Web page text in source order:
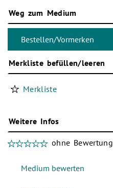
Weg zum Medium
Merkliste befüllen/leeren
Merkliste
Weitere Infos
ohne Bewertung